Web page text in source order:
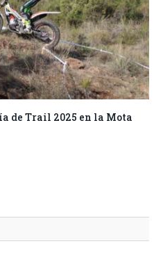
de Trail 2025 en la Mota